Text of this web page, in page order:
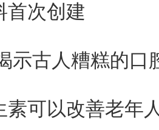
需要一个光脉
特。换句话说
首次创建
示古人糟糕的口
可以改善老年